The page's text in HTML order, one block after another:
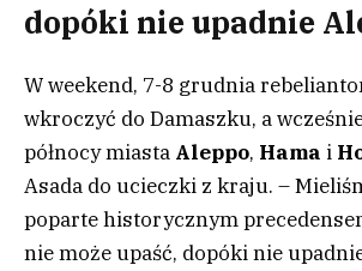
dopóki nie upadnie
W weekend, 7-8 grudnia
wkroczyć do Damaszku, a
północy miasta Aleppo, Hama i
Asada do ucieczki z kraju. –
poparte historycznym
nie może upaść, dopóki nie